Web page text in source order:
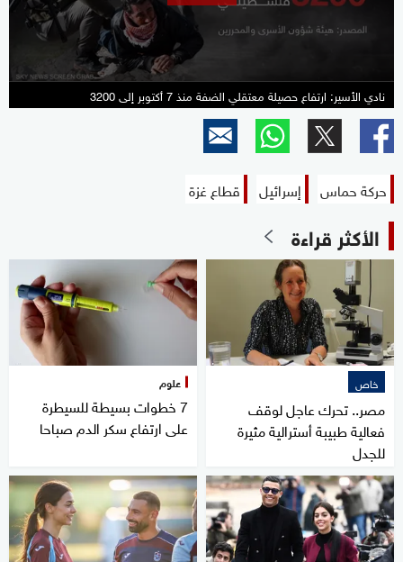
seconds
نادي الأسير: ارتفاع حصيلة معتقلي الضفة منذ 7 أكتوبر إلى 3200
حركة حماس إسرائيل قطاع غزة
الأكثر قراءة
خاص
مصر.. تحرك عاجل لوقف
فعالية طبيبة أسترالية مثيرة
للجدل
علوم
7 خطوات بسيطة للسيطرة
على ارتفاع سكر الدم صباحا